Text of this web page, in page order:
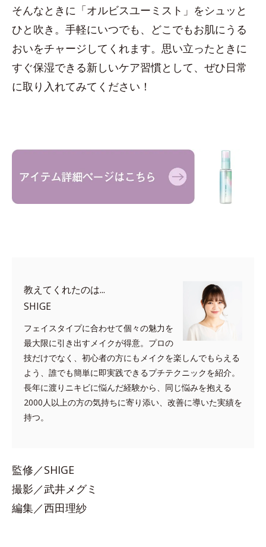
そんなときに「オルビスユーミスト」をシュッと
ひと吹き。手軽にいつでも、どこでもお肌にうる
おいをチャージしてくれます。思い立ったときに
すぐ保湿できる新しいケア習慣として、ぜひ日常
に取り入れてみてください！
教えてくれたのは...
SHIGE
フェイスタイプに合わせて個々の魅力を
最大限に引き出すメイクが得意。プロの
技だけでなく、初心者の方にもメイクを楽しんでもらえる
よう、誰でも簡単に即実践できるプチテクニックを紹介。
長年に渡りニキビに悩んだ経験から、同じ悩みを抱える
2000人以上の方の気持ちに寄り添い、改善に導いた実績を
持つ。
監修／SHIGE
撮影／武井メグミ
編集／西田理紗